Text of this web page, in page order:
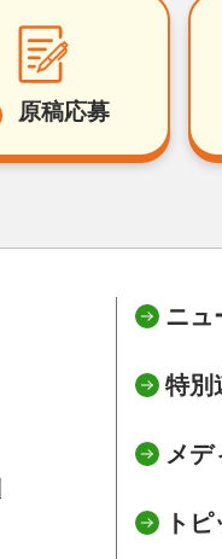
原稿応募
ニュ
特別
メデ
ト